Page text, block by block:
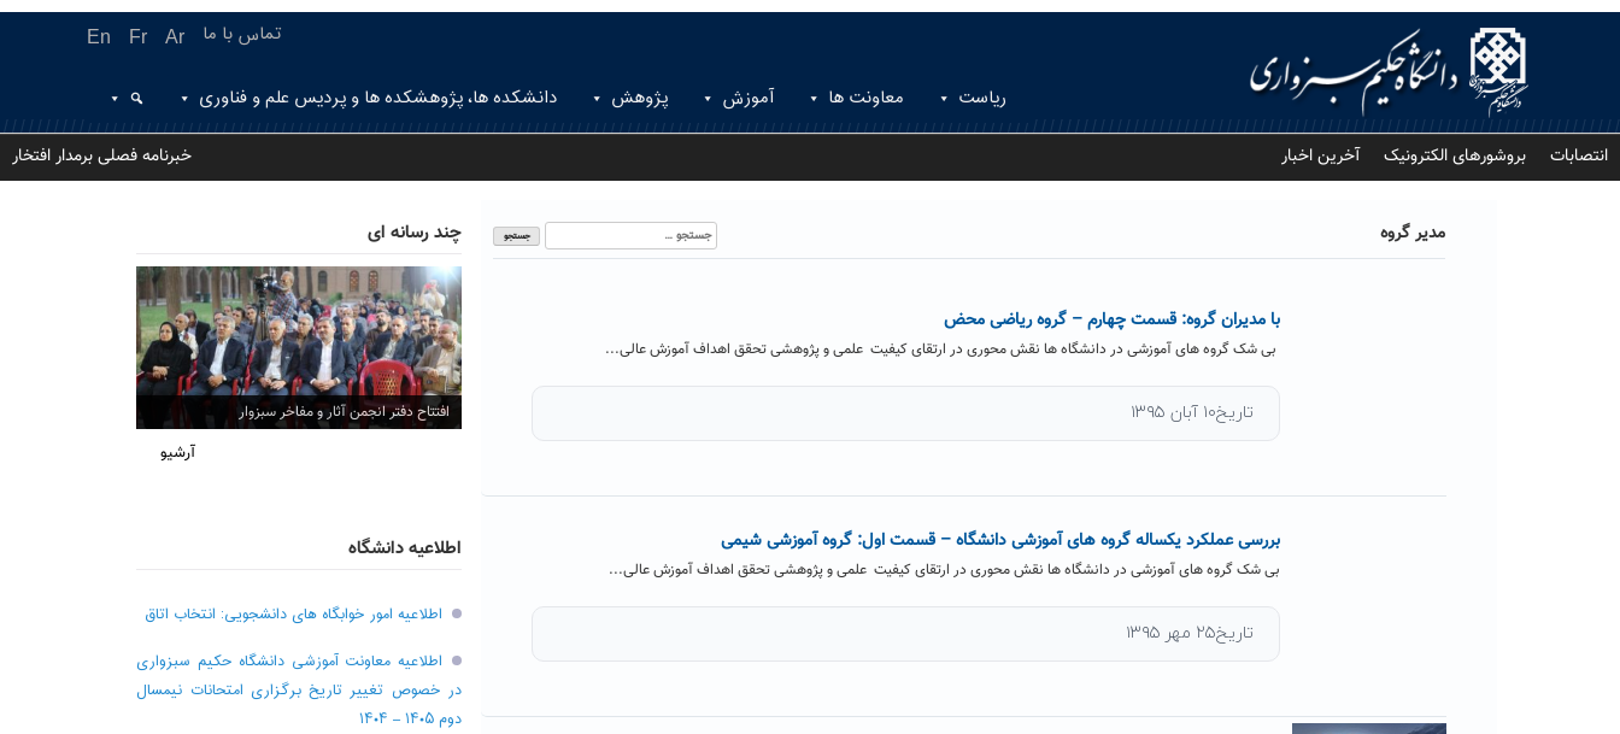
En Fr Ar تماس با ما
ریاست معاونت ها آموزش پژوهش دانشکده ها، پژوهشکده ها و پردیس علم و فناوری
انتصابات بروشورهای الکترونیک آخرین اخبار خبرنامه فصلی برمدار افتخار
مدیر گروه
جستجو
برای:
با مدیران گروه: قسمت چهارم – گروه ریاضی محض
بی شک گروه های آموزشی در دانشگاه ها نقش محوری در ارتقای کیفیت علمی و پژوهشی تحقق اهداف آموزش عالی...
تاریخ۱۰ آبان ۱۳۹۵
بررسی عملکرد یکساله گروه های آموزشی دانشگاه – قسمت اول: گروه آموزشی شیمی
بی شک گروه های آموزشی در دانشگاه ها نقش محوری در ارتقای کیفیت علمی و پژوهشی تحقق اهداف آموزش عالی...
تاریخ۲۵ مهر ۱۳۹۵
چند رسانه ای
افتتاح دفتر انجمن آثار و مفاخر سبزوار
آرشیو
اطلاعیه دانشگاه
اطلاعیه امور خوابگاه های دانشجویی: انتخاب اتاق
اطلاعیه معاونت آموزشی دانشگاه حکیم سبزواری
در خصوص تغییر تاریخ برگزاری امتحانات نیمسال
دوم ۱۴۰۵ – ۱۴۰۴